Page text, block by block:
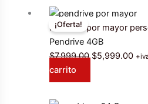
¡Oferta!
Pendrive por mayor
Pendrive 4GB
$7,999.00 El
$5,999.00El
carrito